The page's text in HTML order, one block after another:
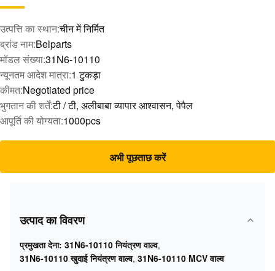
उत्पत्ति का स्थान:चीन में निर्मित
ब्रांड नाम:Belparts
मॉडल संख्या:31N6-10110
न्यूनतम आदेश मात्रा:1 टुकड़ा
कीमत:Negotiated price
भुगतान की शर्तें:टी / टी, अलीबाबा व्यापार आश्वासन, पेपैल
आपूर्ति की योग्यता:1000pcs
अभी पूछताछ करें
उत्पाद का विवरण
प्रमुखता देना: 31N6-10110 नियंत्रण वाल्व,
31N6-10110 खुदाई नियंत्रण वाल्व, 31N6-10110 MCV वाल्व